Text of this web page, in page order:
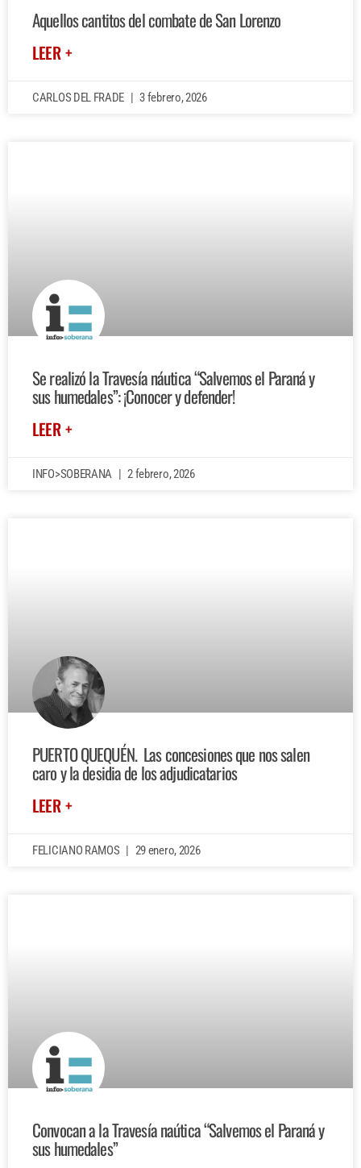
Aquellos cantitos del combate de San Lorenzo
LEER +
CARLOS DEL FRADE 3 febrero, 2026
Se realizó la Travesía náutica “Salvemos el Paraná y
sus humedales”: ¡Conocer y defender!
LEER +
INFO>SOBERANA 2 febrero, 2026
PUERTO QUEQUÉN. Las concesiones que nos salen
caro y la desidia de los adjudicatarios
LEER +
FELICIANO RAMOS 29 enero, 2026
Convocan a la Travesía naútica “Salvemos el Paraná y
sus humedales”